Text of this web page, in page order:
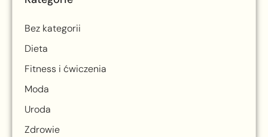
Bez kategorii
Dieta
Fitness i ćwiczenia
Moda
Uroda
Zdrowie